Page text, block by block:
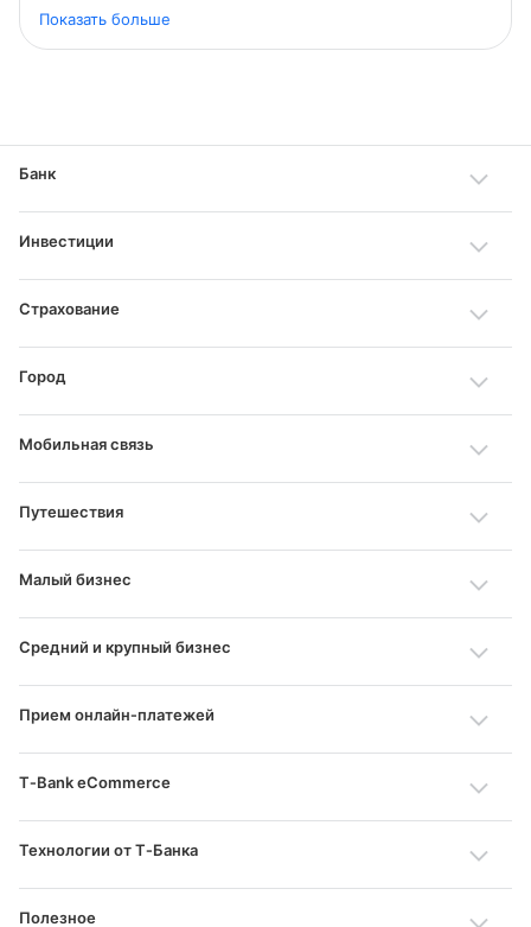
столики в ресторанах и делать многое другое.
Показать больше
Банк
Инвестиции
Страхование
Город
Мобильная связь
Путешествия
Малый бизнес
Средний и крупный бизнес
Прием онлайн‑платежей
T‑Bank eCommerce
Технологии от Т‑Банка
Полезное